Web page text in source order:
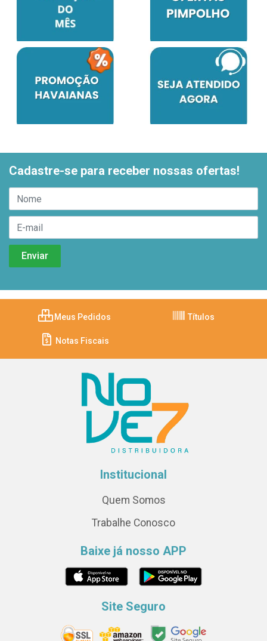
Cadastre-se para receber nossas ofertas!
Meus Pedidos Títulos
Notas Fiscais
Institucional
Quem Somos
Trabalhe Conosco
Baixe já nosso APP
Site Seguro